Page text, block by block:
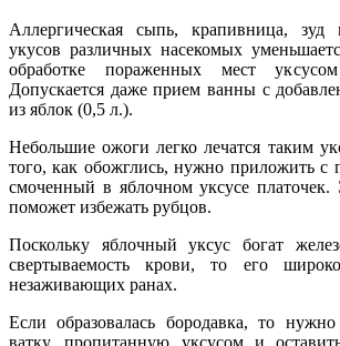
Аллергическая сыпь, крапивница, зуд
укусов различных насекомых
обработке пораженных мест
Допускается даже прием ванны с
из яблок (0,5 л.).
Небольшие ожоги легко лечатся таким
того, как обожглись, нужно приложить с
смоченный в яблочном уксусе
поможет избежать рубцов.
Поскольку яблочный уксус богат
свертываемость крови, то его
незаживающих ранах.
Если образовалась бородавка, то
ватку, пропитанную уксусом и